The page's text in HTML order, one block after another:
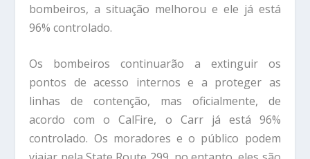
bombeiros, a situação melhorou e ele já está
96% controlado.
Os bombeiros continuarão a extinguir os
pontos de acesso internos e a proteger as
linhas de contenção, mas oficialmente, de
acordo com o CalFire, o Carr já está 96%
controlado. Os moradores e o público podem